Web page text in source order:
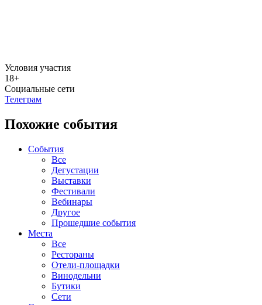
Условия участия
18+
Социальные сети
Телеграм
Похожие события
События
Все
Дегустации
Выставки
Фестивали
Вебинары
Другое
Прошедшие события
Места
Все
Рестораны
Отели-площадки
Винодельни
Бутики
Сети